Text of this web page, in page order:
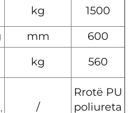
kg
1500
mm
600
kg 560
/
Rrotë PU
poliureta